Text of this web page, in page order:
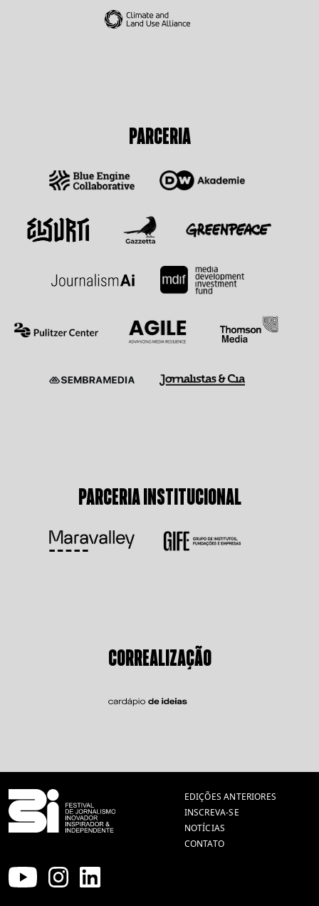
PARCERIA
PARCERIA INSTITUCIONAL
CORREALIZAÇÃO
EDIÇÕES ANTERIORES
INSCREVA-SE
NOTÍCIAS
CONTATO